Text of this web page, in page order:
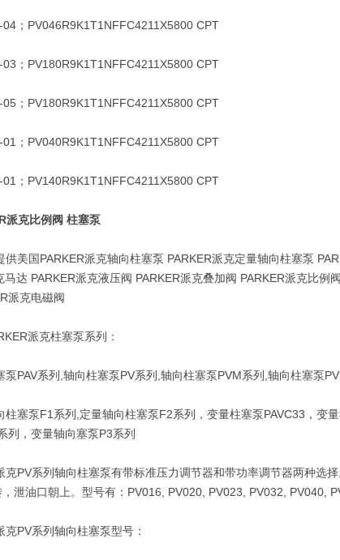
PV046R9K1T1NFFC4211X5800 CPT
PV180R9K1T1NFFC4211X5800 CPT
PV180R9K1T1NFFC4211X5800 CPT
PV040R9K1T1NFFC4211X5800 CPT
PV140R9K1T1NFFC4211X5800 CPT
派克比例阀 柱塞泵
国PARKER派克轴向柱塞泵 PARKER派克定量轴向柱塞泵
马达 PARKER派克液压阀 PARKER派克叠加阀 PARKER派克比
派克电磁阀
派克柱塞泵系列：
系列,轴向柱塞泵PV系列,轴向柱塞泵PVM系列,轴向柱塞泵
泵F1系列,定量轴向柱塞泵F2系列，变量柱塞泵PAVC33，变量
列，变量轴向塞泵P3系列
系列轴向柱塞泵有带标准压力调节器和带功率调节器两种选
泄油口朝上。型号有：PV016, PV020, PV023, PV032, PV040,
PV系列轴向柱塞泵型号：